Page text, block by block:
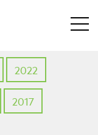
2022
2017